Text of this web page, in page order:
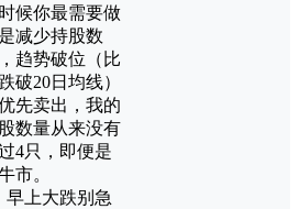
候你最需要做
减少持股数
趋势破位（比
破20日均线）
先卖出，我的
数量从来没有
4只，即便是
市。
早上大跌别急